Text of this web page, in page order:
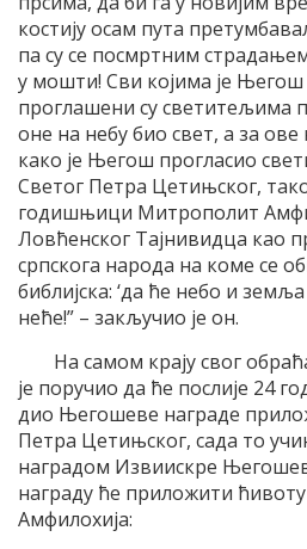
костију осам пута
па су се посмртним
у мошти! Сви којима је
проглашени су светитељима
оне на небу био свет, а за
како је Његош прогласио
Светог Петра Цетињског,
годишњици Митрополит
Ловћенског Тајнивидца као
српскога народа на коме се
библијска: ‘да ће небо и
неће!” – закључио је он.
На самом крају свог
је поручио да ће послије 24
дио Његошеве награде
Петра Цетињског, сада то
наградом Извиискре
награду ће приложити
Амфилохија: